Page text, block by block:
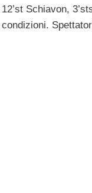
Schiavon,